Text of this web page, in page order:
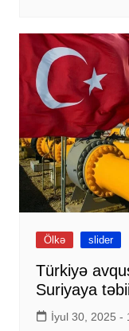
Ölkə slider
Türkiyə
Suriyaya
İyul 30, 2025 -